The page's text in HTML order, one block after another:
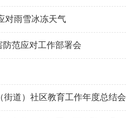
对雨雪冰冻天气
范应对工作部署会
街道）社区教育工作年度总结会